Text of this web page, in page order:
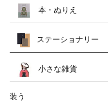
本・ぬりえ
ステーショナリー
小さな雑貨
装う